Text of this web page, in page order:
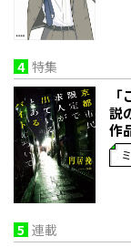
4 特集
説
作
5 連載